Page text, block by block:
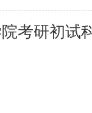
考研初试